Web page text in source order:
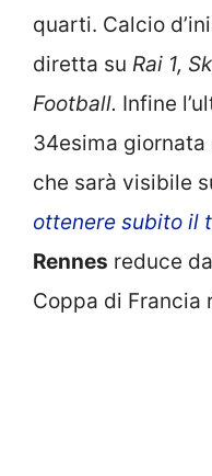
quarti. Calcio
diretta su Rai 1,
Football. Infine
34esima giornata
che sarà visibile
ottenere subito il
Rennes reduce
Coppa di Francia